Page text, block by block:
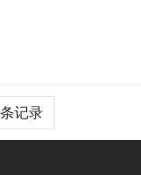
条记录